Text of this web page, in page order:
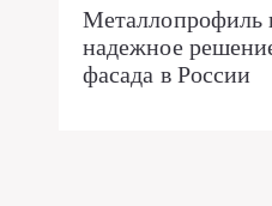
Металлопрофиль
надежное
фасада в России